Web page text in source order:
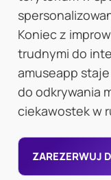
Koniec z
trudnymi do
amuseapp
do odkrywania
ciekawostek w
ZAREZERWUJ